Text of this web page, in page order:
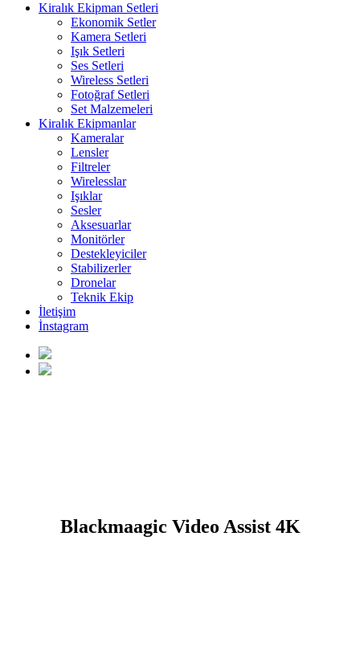
Kiralık Ekipman Setleri
Ekonomik Setler
Kamera Setleri
Işık Setleri
Ses Setleri
Wireless Setleri
Fotoğraf Setleri
Set Malzemeleri
Kiralık Ekipmanlar
Kameralar
Lensler
Filtreler
Wirelesslar
Işıklar
Sesler
Aksesuarlar
Monitörler
Destekleyiciler
Stabilizerler
Dronelar
Teknik Ekip
İletişim
İnstagram
Blackmaagic Video Assist 4K